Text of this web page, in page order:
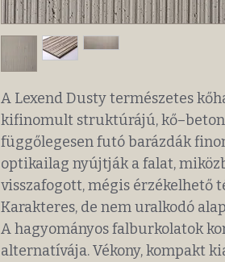
A Lexend Dusty természetes
kifinomult struktúrájú,
függőlegesen futó barázdák
optikailag nyújtják a falat,
visszafogott, mégis érzékelhető
Karakteres, de nem uralkodó
A hagyományos falburkolatok
alternatívája. Vékony, kompakt